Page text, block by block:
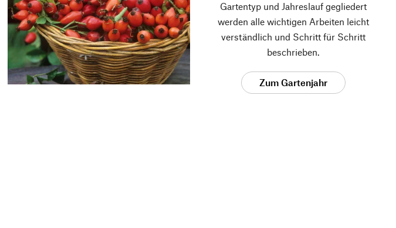
Gartentyp und Jahreslauf gegliedert
werden alle wichtigen Arbeiten leicht
verständlich und Schritt für Schritt
beschrieben.
Zum Gartenjahr